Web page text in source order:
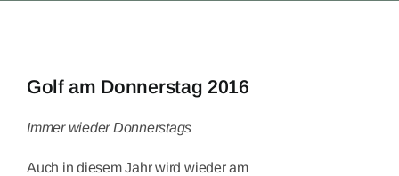
Golf am Donnerstag 2016
Immer wieder Donnerstags
Auch in diesem Jahr wird wieder am